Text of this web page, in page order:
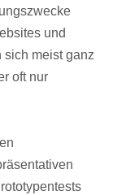
und
meist ganz
oft nur